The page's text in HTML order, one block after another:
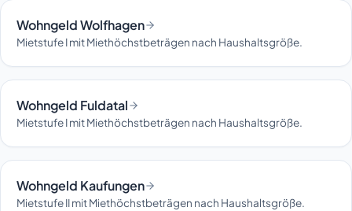
Wohngeld Wolfhagen
Mietstufe I mit Miethöchstbeträgen nach Haushaltsgröße.
Wohngeld Fuldatal
Mietstufe I mit Miethöchstbeträgen nach Haushaltsgröße.
Wohngeld Kaufungen
Mietstufe II mit Miethöchstbeträgen nach Haushaltsgröße.